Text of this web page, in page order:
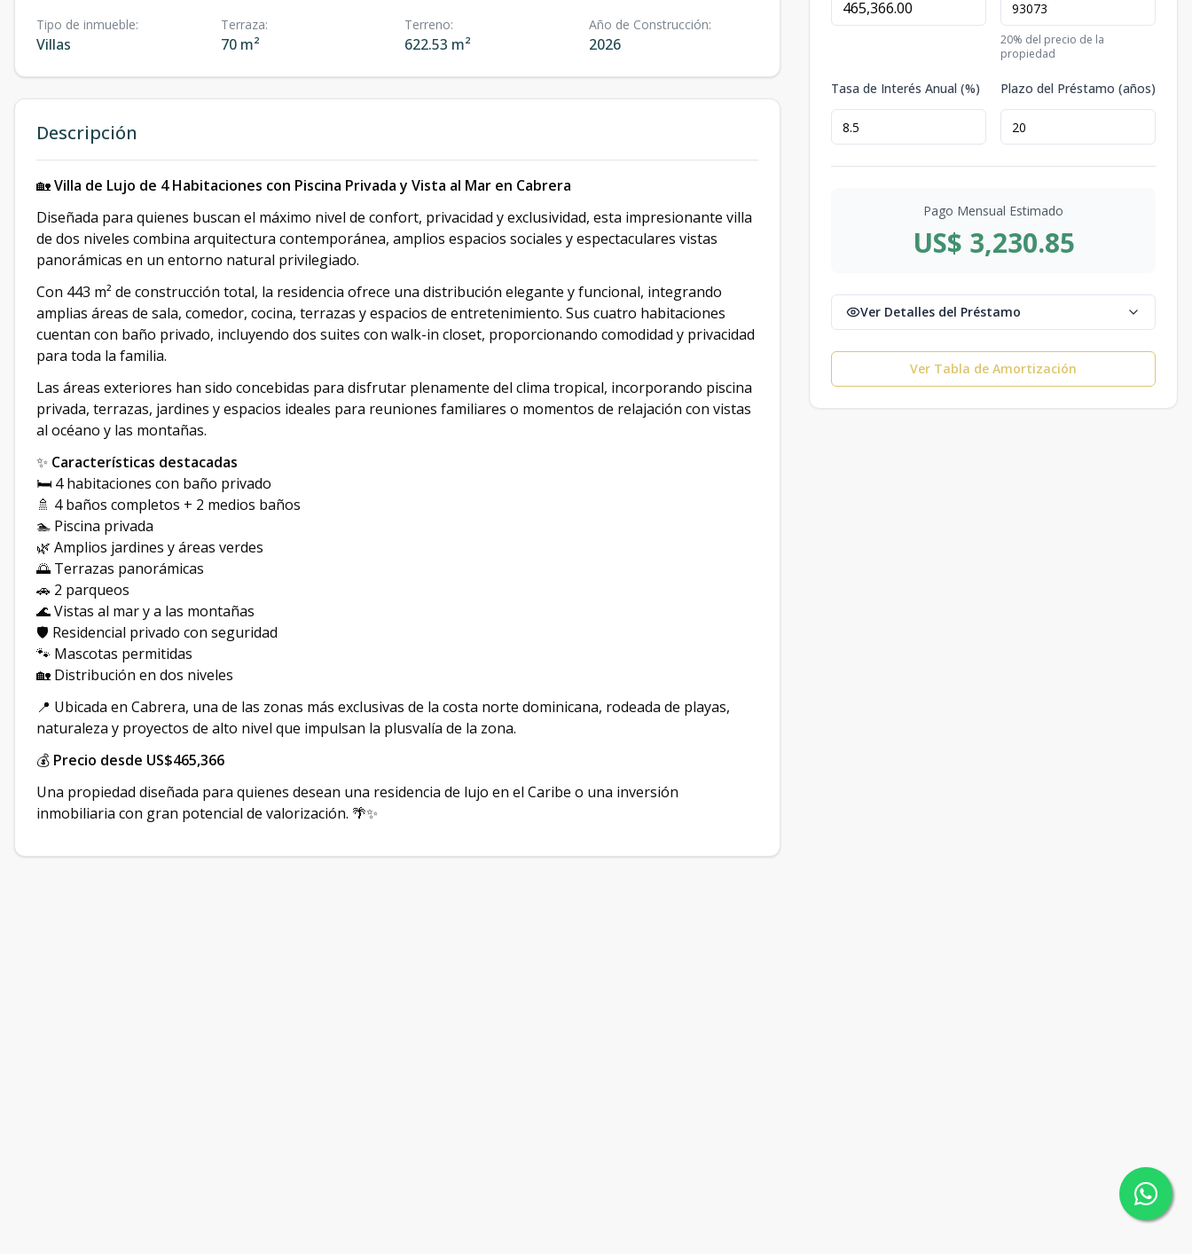
Tipo de inmueble:
Villas
Terraza:
70 m²
Terreno:
622.53 m²
Año de Construcción:
2026
Descripción
🏡Villa de Lujo de 4 Habitaciones con Piscina Privada y Vista al Mar en Cabrera
Diseñada para quienes buscan el máximo nivel de confort, privacidad y exclusividad, esta impresionante villa
de dos niveles combina arquitectura contemporánea, amplios espacios sociales y espectaculares vistas
panorámicas en un entorno natural privilegiado.
Con 443 m² de construcción total, la residencia ofrece una distribución elegante y funcional, integrando
amplias áreas de sala, comedor, cocina, terrazas y espacios de entretenimiento. Sus cuatro habitaciones
cuentan con baño privado, incluyendo dos suites con walk-in closet, proporcionando comodidad y privacidad
para toda la familia.
Las áreas exteriores han sido concebidas para disfrutar plenamente del clima tropical, incorporando piscina
privada, terrazas, jardines y espacios ideales para reuniones familiares o momentos de relajación con vistas
al océano y las montañas.
✨ Características destacadas
🛏️ 4 habitaciones con baño privado
🚿 4 baños completos + 2 medios baños
🏊 Piscina privada
🌿 Amplios jardines y áreas verdes
🌅 Terrazas panorámicas
🚗 2 parqueos
🌊 Vistas al mar y a las montañas
🛡️ Residencial privado con seguridad
🐾 Mascotas permitidas
🏡 Distribución en dos niveles
📍 Ubicada en Cabrera, una de las zonas más exclusivas de la costa norte dominicana, rodeada de playas,
naturaleza y proyectos de alto nivel que impulsan la plusvalía de la zona.
💰 Precio desde US$465,366
Una propiedad diseñada para quienes desean una residencia de lujo en el Caribe o una inversión
inmobiliaria con gran potencial de valorización. 🌴✨
20% del precio de la
propiedad
Tasa de Interés Anual (%) Plazo del Préstamo (años)
Pago Mensual Estimado
US$ 3,230.85
Ver Detalles del Préstamo
Ver Tabla de Amortización